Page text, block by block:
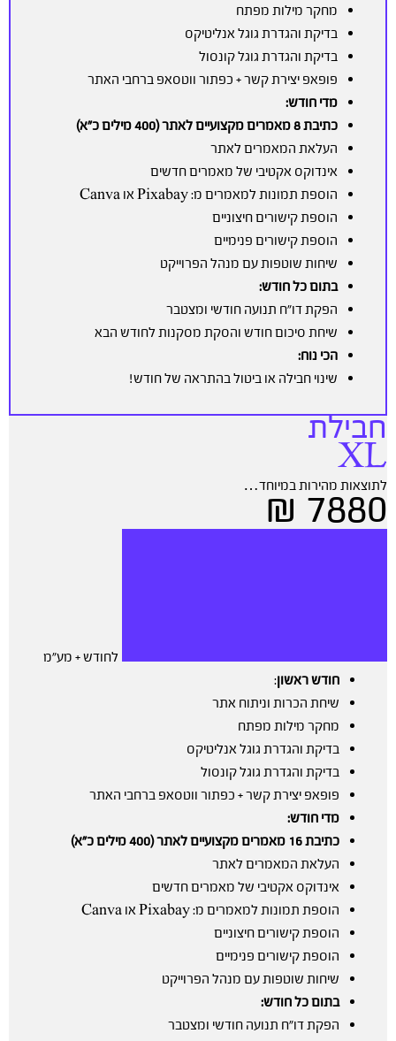
מחקר מילות מפתח
בדיקת והגדרת גוגל אנליטיקס
בדיקת והגדרת גוגל קונסול
פופאפ יצירת קשר + כפתור ווטסאפ ברחבי האתר
מדי חודש:
כתיבת 8 מאמרים מקצועיים לאתר (400 מילים כ”א)
העלאת המאמרים לאתר
אינדוקס אקטיבי של מאמרים חדשים
הוספת תמונות למאמרים מ: Pixabay או Canva
הוספת קישורים חיצוניים
הוספת קישורים פנימיים
שיחות שוטפות עם מנהל הפרוייקט
בתום כל חודש:
הפקת דו”ח תנועה חודשי ומצטבר
שיחת סיכום חודש והסקת מסקנות לחודש הבא
הכי נוח:
שינוי חבילה או ביטול בהתראה של חודש!
חבילת
XL
לתוצאות מהירות במיוחד…
7880 ₪
לחודש + מע”מ
חודש ראשון:
שיחת הכרות וניתוח אתר
מחקר מילות מפתח
בדיקת והגדרת גוגל אנליטיקס
בדיקת והגדרת גוגל קונסול
פופאפ יצירת קשר + כפתור ווטסאפ ברחבי האתר
מדי חודש:
כתיבת 16 מאמרים מקצועיים לאתר (400 מילים כ”א)
העלאת המאמרים לאתר
אינדוקס אקטיבי של מאמרים חדשים
הוספת תמונות למאמרים מ: Pixabay או Canva
הוספת קישורים חיצוניים
הוספת קישורים פנימיים
שיחות שוטפות עם מנהל הפרוייקט
בתום כל חודש:
הפקת דו”ח תנועה חודשי ומצטבר